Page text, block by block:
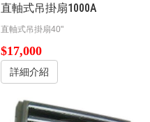
直軸式吊掛扇1000A
直軸式吊掛扇40"
$17,000
詳細介紹